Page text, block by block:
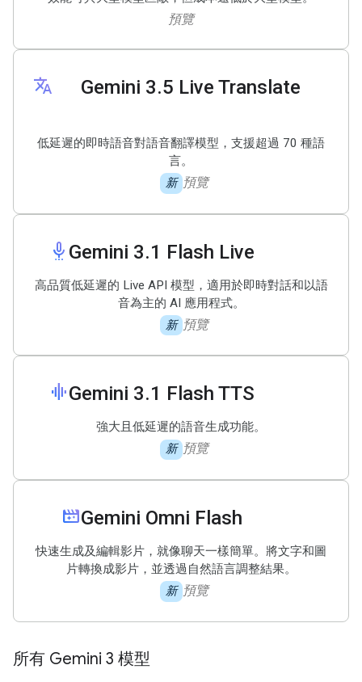
預覽
translate Gemini 3.5 Live Translate
低延遲的即時語音對語音翻譯模型，支援超過 70 種語
言。
新 預覽
settings_voice Gemini 3.1 Flash Live
高品質低延遲的 Live API 模型，適用於即時對話和以語
音為主的 AI 應用程式。
新 預覽
graphic_eqGemini 3.1 Flash TTS
強大且低延遲的語音生成功能。
新 預覽
movie_filterGemini Omni Flash
快速生成及編輯影片，就像聊天一樣簡單。將文字和圖
片轉換成影片，並透過自然語言調整結果。
新 預覽
所有 Gemini 3 模型